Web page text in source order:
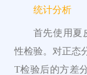
统计分析
首先使用夏
性检验。 对正态
T检验后的方差